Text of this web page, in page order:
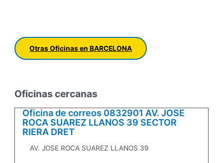
Otras Oficinas en BARCELONA
Oficinas cercanas
Oficina de correos 0832901 AV. JOSE
ROCA SUAREZ LLANOS 39 SECTOR
RIERA DRET
AV. JOSE ROCA SUAREZ LLANOS 39